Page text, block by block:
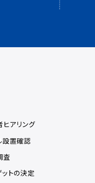
ヒアリング
設置確認
査
トの決定